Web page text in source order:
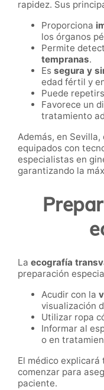
rapidez. Sus
Proporciona
los órganos
Permite
tempranas.
Es segura y
edad fértil y
Puede
Favorece un
tratamiento
Además, en
equipados con
especialistas en
garantizando la
La ecografía
preparación
Acudir con la
visualización
Utilizar ropa
Informar al
o en
El médico
comenzar para
paciente.